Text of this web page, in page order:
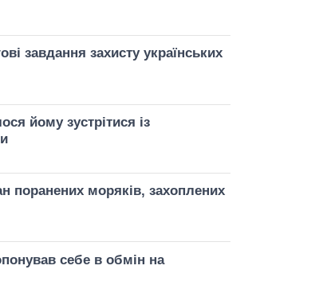
завдання захисту українських
йому зустрітися із
поранених моряків, захоплених
себе в обмін на